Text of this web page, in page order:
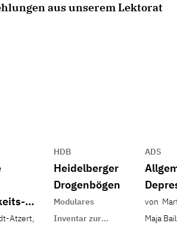
aus unserem Lektorat
Atzert,
HDB
Heidelberger
Drogenbögen
Modulares
Inventar zur
ADS
von
Maja